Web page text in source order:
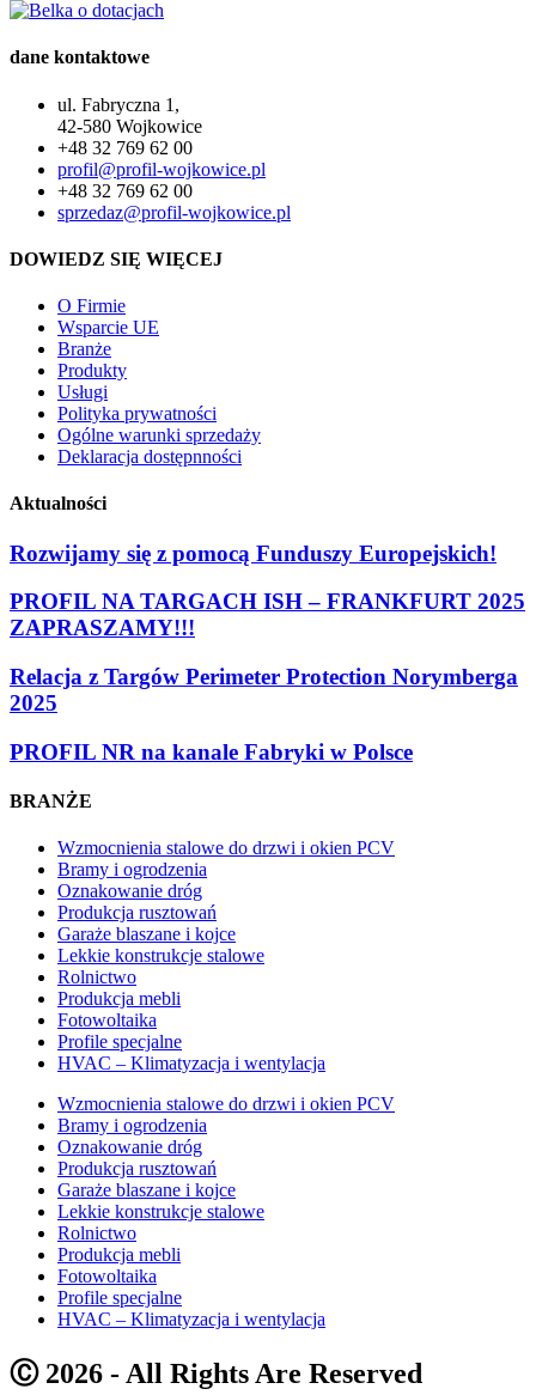
dane kontaktowe
ul. Fabryczna 1,
42-580 Wojkowice
+48 32 769 62 00
profil@profil-wojkowice.pl
+48 32 769 62 00
sprzedaz@profil-wojkowice.pl
DOWIEDZ SIĘ WIĘCEJ
O Firmie
Wsparcie UE
Branże
Produkty
Usługi
Polityka prywatności
Ogólne warunki sprzedaży
Deklaracja dostępnności
Aktualności
Rozwijamy się z pomocą Funduszy Europejskich!
PROFIL NA TARGACH ISH – FRANKFURT 2025
ZAPRASZAMY!!!
Relacja z Targów Perimeter Protection Norymberga
2025
PROFIL NR na kanale Fabryki w Polsce
BRANŻE
Wzmocnienia stalowe do drzwi i okien PCV
Bramy i ogrodzenia
Oznakowanie dróg
Produkcja rusztowań
Garaże blaszane i kojce
Lekkie konstrukcje stalowe
Rolnictwo
Produkcja mebli
Fotowoltaika
Profile specjalne
HVAC – Klimatyzacja i wentylacja
Wzmocnienia stalowe do drzwi i okien PCV
Bramy i ogrodzenia
Oznakowanie dróg
Produkcja rusztowań
Garaże blaszane i kojce
Lekkie konstrukcje stalowe
Rolnictwo
Produkcja mebli
Fotowoltaika
Profile specjalne
HVAC – Klimatyzacja i wentylacja
Ⓒ 2026 - All Rights Are Reserved